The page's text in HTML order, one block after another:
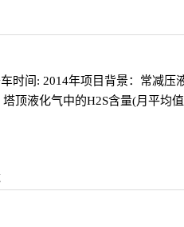
时间: 2014年项目背景：常减
顶液化气中的H2S含量(月平均